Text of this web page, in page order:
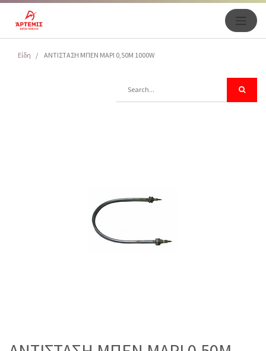
Είδη ΑΝΤΙΣΤΑΣΗ ΜΠΕΝ ΜΑΡΙ 0,50Μ 1000W